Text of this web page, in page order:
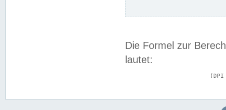
Die Formel zur
lautet: